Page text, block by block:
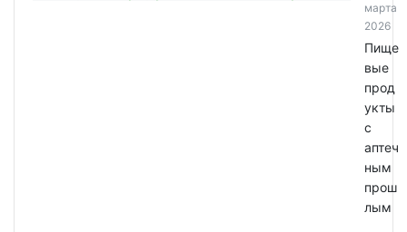
марта
2026
Пище
вые
прод
укты
с
аптеч
ным
прош
лым